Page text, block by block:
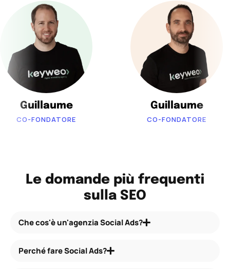
Guillaume
CO-FONDATORE
Guillaume
CO-FONDATORE
Le domande più frequenti
sulla SEO
Che cos'è un'agenzia Social Ads?
Perché fare Social Ads?